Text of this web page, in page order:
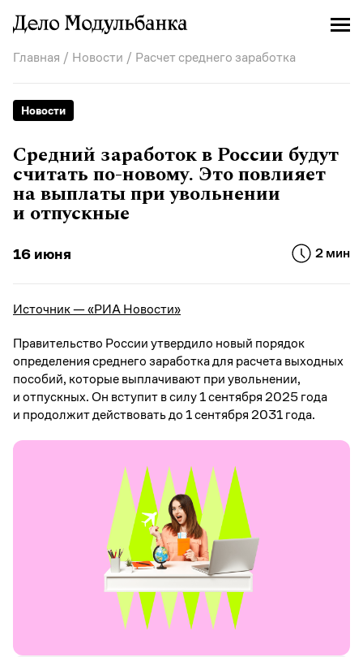
Главная / Новости / Расчет среднего заработка
Новости
Средний заработок в России будут
считать по-новому. Это повлияет
на выплаты при увольнении
и отпускные
16 июня 2 мин
Источник — «РИА Новости»
Правительство России утвердило новый порядок
определения среднего заработка для расчета выходных
пособий, которые выплачивают при увольнении,
и отпускных. Он вступит в силу 1 сентября 2025 года
и продолжит действовать до 1 сентября 2031 года.